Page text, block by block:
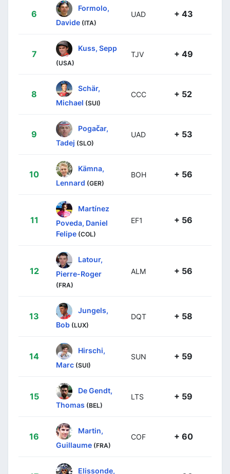
6
Formolo,
Davide (ITA)
UAD + 43
7
Kuss, Sepp
(USA)
TJV + 49
8
Schär,
Michael (SUI)
CCC + 52
9
Pogačar,
Tadej (SLO)
UAD + 53
10
Kämna,
Lennard (GER)
BOH + 56
11
Martínez
Poveda, Daniel
Felipe (COL)
EF1 + 56
12
Latour,
Pierre-Roger
(FRA)
ALM + 56
13
Jungels,
Bob (LUX)
DQT + 58
14
Hirschi,
Marc (SUI)
SUN + 59
15
De Gendt,
Thomas (BEL)
LTS + 59
16
Martin,
Guillaume (FRA)
COF + 60
Elissonde,